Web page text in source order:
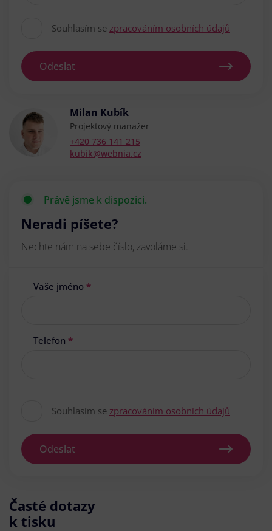
Milan Kubík
Projektový manažer
+420 736 141 215
kubik@webnia.cz
Souhlasím se zpracováním osobních údajů
Odeslat
Právě jsme k dispozici.
Neradi píšete?
Nechte nám na sebe číslo, zavoláme si.
Vaše jméno *
Telefon *
Souhlasím se zpracováním osobních údajů
Odeslat
Časté dotazy
k tisku